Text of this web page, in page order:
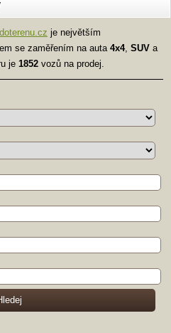
je největším
se zaměřením na auta 4x4, SUV a
je 1852 vozů na prodej.